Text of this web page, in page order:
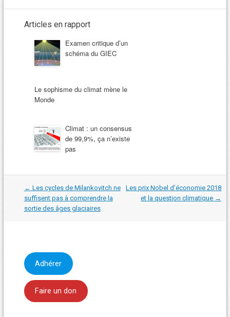
Articles en rapport
Examen critique d’un
schéma du GIEC
Le sophisme du climat mène le
Monde
Climat : un consensus
de 99,9%, ça n’existe
pas
Navigation
dans
les
articles
← Les cycles de Milankovitch ne
suffisent pas à comprendre la
sortie des âges glaciaires
Les prix Nobel d’économie 2018
et la question climatique →
Adhérer
Faire un don